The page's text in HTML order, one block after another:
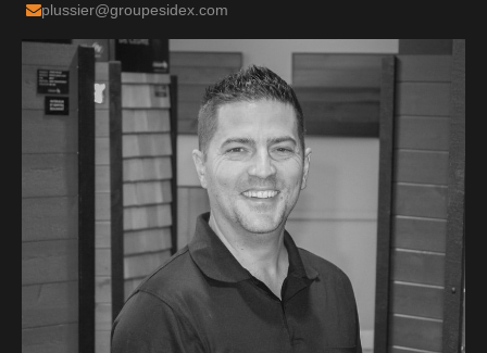
plussier@groupesidex.com